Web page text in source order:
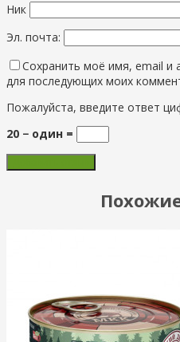
Ник
Эл. почта:
Сохранить моё имя, email и
для последующих моих
Пожалуйста, введите ответ
20 − один =